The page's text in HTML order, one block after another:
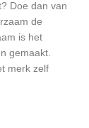
Doe dan van
de
is het
gemaakt.
merk zelf